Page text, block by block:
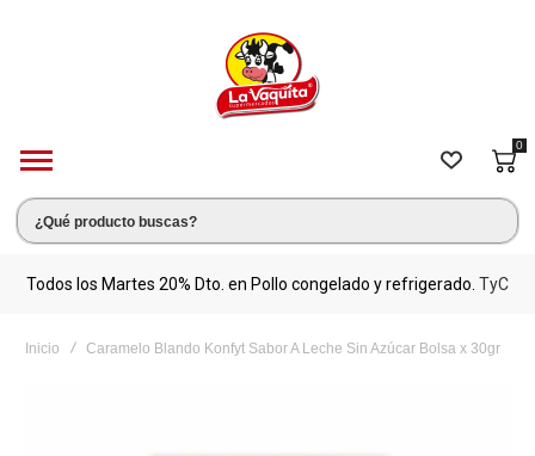
0
Todos los Martes 20% Dto. en Pollo congelado y refrigerado. TyC
Inicio Caramelo Blando Konfyt Sabor A Leche Sin Azúcar Bolsa x 30gr